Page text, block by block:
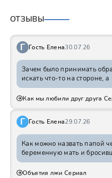
ОТЗЫВЫ
Г Гость Елена30.07.26
Зачем было принимать
искать что-то на стороне, а
Как мы любили друг друга
Г Гость Елена29.07.26
Как можно назвать папой
беременную мать и
Объятия лжи Сериал